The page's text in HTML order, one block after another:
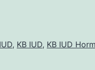
, KB IUD, KB IUD